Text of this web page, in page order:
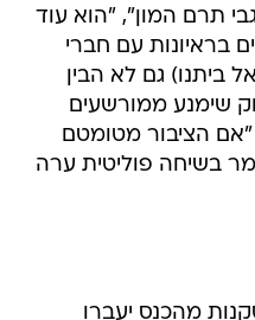
תרם המון", "הוא עוד
בראיונות עם חברי
ביתנו) גם לא הבין
שימנע ממורשעים
הציבור מטומטם
בשיחה פוליטית ערה
מהכנס יעברו